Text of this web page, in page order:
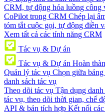
CRM, tự động hóa luồng công
CoPilot trong CRM Chép lại
tóm tắt cuộc gọi, tự động điền
Xem tất cả các tính năng CRM
Tác vụ & Dự án
Tác vụ & Dự án Hoàn
Quản lý tác vụ Chọn giữa
danh sách tác vụ
Theo dõi tác vụ Tận dụng
tác vụ, theo dõi thời gian, chế
API & bản tích hợp Kết nối